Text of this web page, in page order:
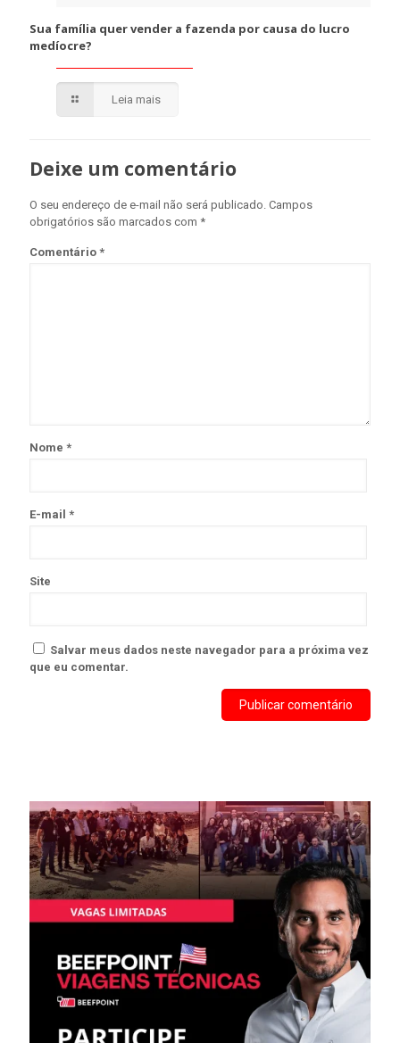
Sua família quer vender a fazenda por causa do lucro
medíocre?
Leia mais
Deixe um comentário
O seu endereço de e-mail não será publicado. Campos
obrigatórios são marcados com *
Comentário *
Nome *
E-mail *
Site
Salvar meus dados neste navegador para a próxima vez
que eu comentar.